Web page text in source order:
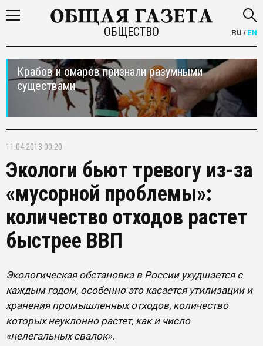
ОБЩЕСТВО RU /EN
Крабов и омаров признали разумными
существами
11.04.2013 00:20
Экологи бьют тревогу из-за
«мусорной проблемы»:
количество отходов растет
быстрее ВВП
Экологическая обстановка в России ухудшается с
каждым годом, особенно это касается утилизации и
хранения промышленных отходов, количество
которых неуклонно растет, как и число
«нелегальных свалок».